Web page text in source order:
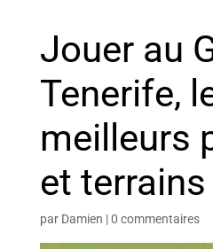
Jouer au
Tenerife,
meilleurs
et terrains
par Damien |0 commentaires